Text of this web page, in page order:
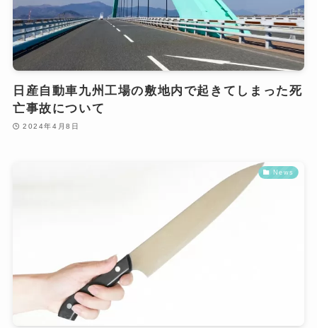
日産自動車九州工場の敷地内で起きてしまった死
亡事故について
2024年4月8日
News